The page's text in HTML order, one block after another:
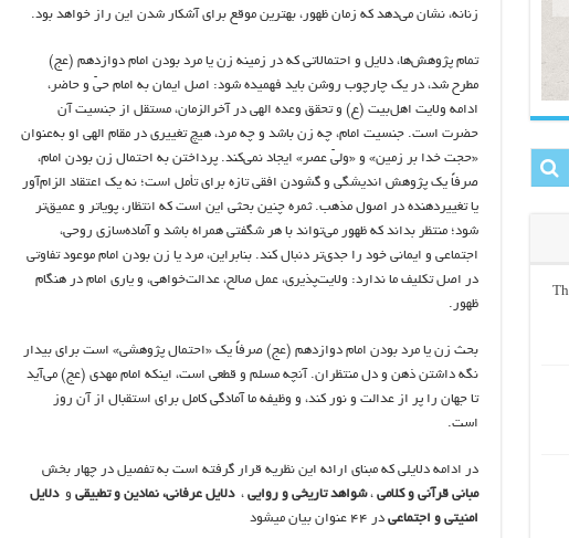
زنانه، نشان می‌دهد که زمان ظهور، بهترین موقع برای آشکار شدن این راز خواهد بود.
تمام پژوهش‌ها، دلایل و احتمالاتی که در زمینه زن یا مرد بودن امام دوازدهم (عج)
مطرح شد، در یک چارچوب روشن باید فهمیده شود: اصل ایمان به امام حیّ و حاضر،
ادامه ولایت اهل‌بیت (ع) و تحقق وعده الهی در آخرالزمان، مستقل از جنسیت آن
حضرت است. جنسیت امام، چه زن باشد و چه مرد، هیچ تغییری در مقام الهی او به‌عنوان
«حجت خدا بر زمین» و «ولیّ عصر» ایجاد نمی‌کند. پرداختن به احتمال زن بودن امام،
صرفاً یک پژوهش اندیشگی و گشودن افقی تازه برای تأمل است؛ نه یک اعتقاد الزام‌آور
یا تغییردهنده در اصول مذهب. ثمره چنین بحثی این است که انتظار، پویاتر و عمیق‌تر
شود؛ منتظر بداند که ظهور می‌تواند با هر شگفتی همراه باشد و آماده‌سازی روحی،
اجتماعی و ایمانی خود را جدی‌تر دنبال کند. بنابراین، مرد یا زن بودن امام موعود تفاوتی
در اصل تکلیف ما ندارد: ولایت‌پذیری، عمل صالح، عدالت‌خواهی، و یاری امام در هنگام
ظهور.
بحث زن یا مرد بودن امام دوازدهم (عج) صرفاً یک «احتمال پژوهشی» است برای بیدار
نگه داشتن ذهن و دل منتظران. آنچه مسلم و قطعی است، اینکه امام مهدی (عج) می‌آید
تا جهان را پر از عدالت و نور کند، و وظیفه ما آمادگی کامل برای استقبال از آن روز
است.
در ادامه دلایلی که مبنای ارائه این نظریه قرار گرفته است به تفصیل در چهار بخش
مبانی قرآنی و کلامی ،شواهد تاریخی و روایی ، دلایل عرفانی، نمادین و تطبیقی و دلایل
امنیتی و اجتماعی در ۴۴ عنوان بیان میشود